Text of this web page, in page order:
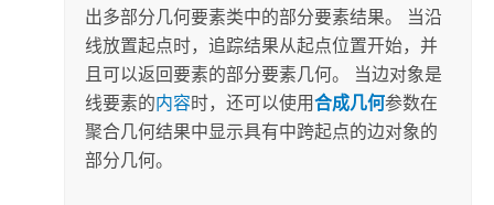
出多部分几何要素类中的部分要素结果。 当沿
线放置起点时，追踪结果从起点位置开始，并
且可以返回要素的部分要素几何。 当边对象是
线要素的内容时，还可以使用合成几何参数在
聚合几何结果中显示具有中跨起点的边对象的
部分几何。